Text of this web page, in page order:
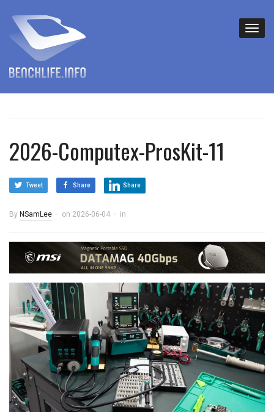
2026-Computex-ProsKit-11
Tweet Share Share
By NSamLee on 2026-06-04 in